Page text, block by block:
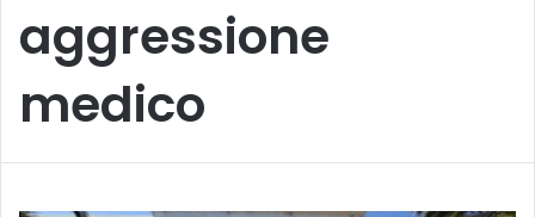
aggressione
medico